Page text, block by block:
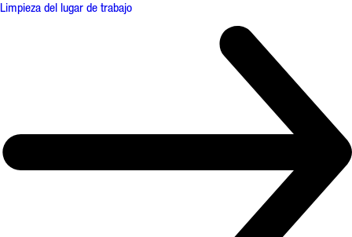
Limpieza del lugar de trabajo